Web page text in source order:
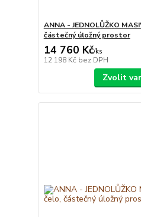
ANNA - JEDNOLŮŽKO
částečný úložný prostor
14 760 Kč/ks
12 198 Kč bez DPH
Zvolit